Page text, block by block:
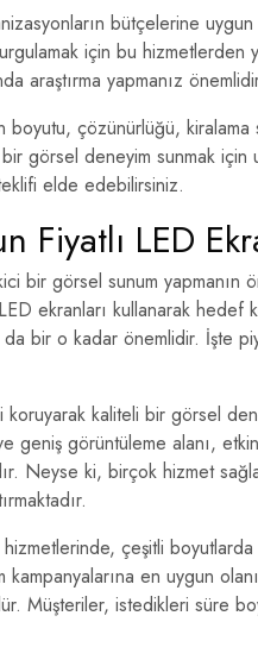
bütçelerine
için bu
araştırma yapmanız
boyutu, çözünürlüğü,
bir görsel deneyim sunmak
teklifi elde edebilirsiniz.
Fiyatlı LED
bir görsel sunum yapmanın
ekranları kullanarak
da bir o kadar önemlidir. İşte
kaliteli bir görsel
görüntüleme alanı,
Neyse ki, birçok hizmet
çeşitli
en uygun
Müşteriler, istedikleri süre